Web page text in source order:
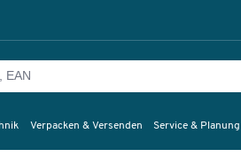
Verpacken & Versenden Service & Planung
Bilder